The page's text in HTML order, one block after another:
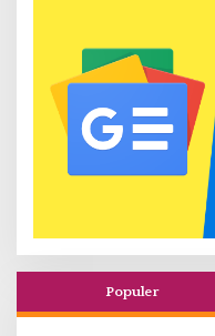
Populer